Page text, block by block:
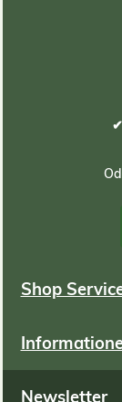
Shop
Newsletter